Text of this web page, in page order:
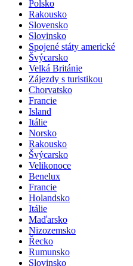
Polsko
Rakousko
Slovensko
Slovinsko
Spojené státy americké
Švýcarsko
Velká Británie
Zájezdy s turistikou
Chorvatsko
Francie
Island
Itálie
Norsko
Rakousko
Švýcarsko
Velikonoce
Benelux
Francie
Holandsko
Itálie
Maďarsko
Nizozemsko
Řecko
Rumunsko
Slovinsko